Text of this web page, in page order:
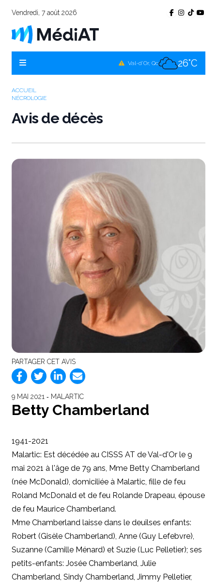
Vendredi, 7 août 2026
Val-d'Or, Qc 26°C
ACCUEIL
NÉCROLOGIE
Avis de décès
PARTAGER CET AVIS
9 MAI 2021 ‐ MALARTIC
Betty Chamberland
1941-2021
Malartic: Est décédée au CISSS AT de Val-d'Or le 9
mai 2021 à l'âge de 79 ans, Mme Betty Chamberland
(née McDonald), domiciliée à Malartic, fille de feu
Roland McDonald et de feu Rolande Drapeau, épouse
de feu Maurice Chamberland.
Mme Chamberland laisse dans le deuilses enfants:
Robert (Gisèle Chamberland), Anne (Guy Lefebvre),
Suzanne (Camille Ménard) et Suzie (Luc Pelletier); ses
petits-enfants: Josée Chamberland, Julie
Chamberland, Sindy Chamberland, Jimmy Pelletier,